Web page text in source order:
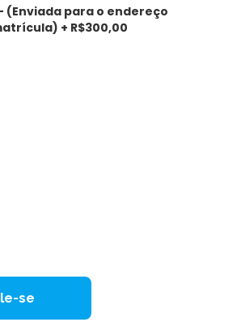
(Enviada para o endereço
+ R$300,00
se